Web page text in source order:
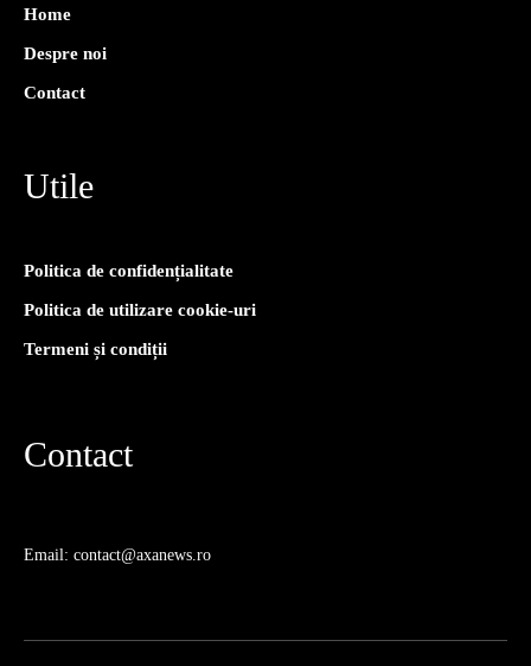
Home
Despre noi
Contact
Utile
Politica de confidențialitate
Politica de utilizare cookie-uri
Termeni și condiții
Contact
Email: contact@axanews.ro